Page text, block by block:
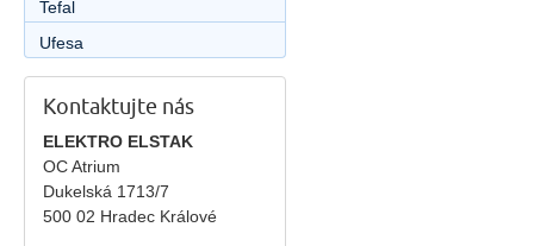
Tefal
Ufesa
Kontaktujte nás
ELEKTRO ELSTAK
OC Atrium
Dukelská 1713/7
500 02 Hradec Králové